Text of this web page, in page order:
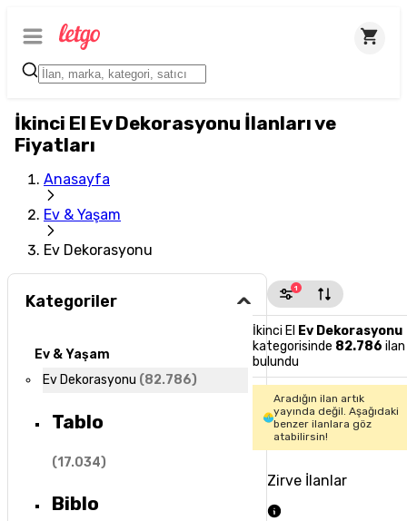
İkinci El Ev Dekorasyonu İlanları ve
Fiyatları
Anasayfa
Ev & Yaşam
Ev Dekorasyonu
Kategoriler
Ev & Yaşam
Ev Dekorasyonu (82.786)
Tablo
(17.034)
Biblo
1
İkinci El Ev Dekorasyonu
kategorisinde 82.786 ilan
bulundu
Aradığın ilan artık
yayında değil. Aşağıdaki
benzer ilanlara göz
atabilirsin!
Zirve İlanlar